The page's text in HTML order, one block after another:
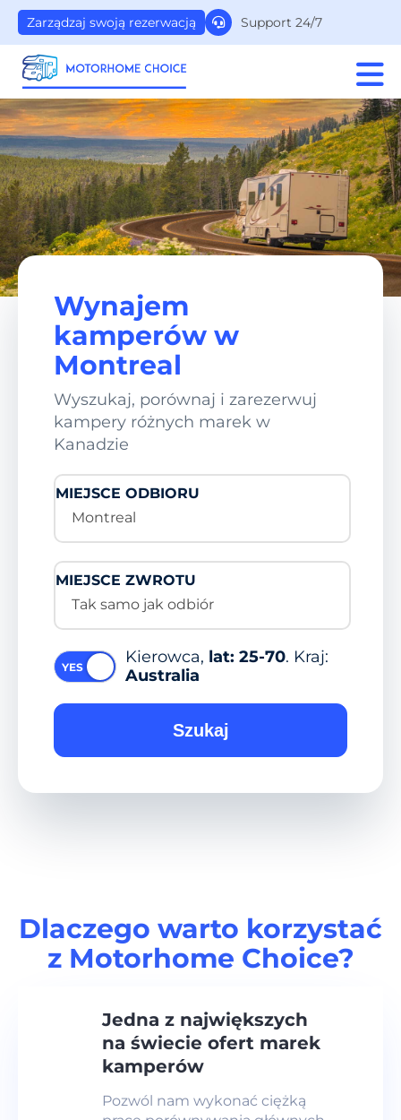
Support 24/7
Zarządzaj swoją rezerwacją
Wynajem
kamperów w
Montreal
Wyszukaj, porównaj i zarezerwuj
kampery różnych marek w
Kanadzie
MIEJSCE ODBIORU
Montreal
MIEJSCE ZWROTU
Tak samo jak odbiór
Kierowca, lat: 25-70. Kraj:
Australia
Szukaj
Dlaczego warto korzystać
z Motorhome Choice?
Jedna z największych
na świecie ofert marek
kamperów
Pozwól nam wykonać ciężką